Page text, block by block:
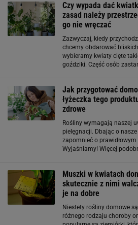
Czy wypada dać
zasad należy
go nie wręczać
Zazwyczaj, kiedy
chcemy obdarować
wybieramy kwiaty cięte
goździki. Część osób
Jak przygotować
łyżeczka tego
zdrowe
Rośliny wymagają naszej
pielęgnacji. Dbając o
zapomnieć o
Wyjaśniamy! Więcej
Muszki w kwiatach
skutecznie z nimi
je na dobre
Niestety rośliny domowe
różnego rodzaju choroby